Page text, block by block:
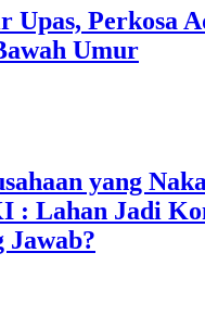
Upas, Perkosa
Umur
yang
: Lahan Jadi
Jawab?